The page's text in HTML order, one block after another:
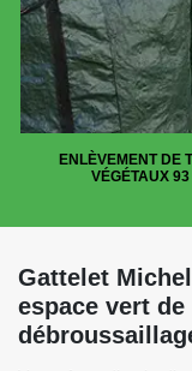
ENLÈVEMENT DE
VÉGÉTAUX 93
Gattelet
espace vert